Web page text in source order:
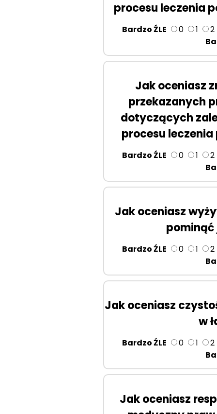
procesu leczenia
Bardzo ŹLE 0 1
2
Jak oceniasz
przekazanych
dotyczących
procesu
Bardzo ŹLE 0 1
2
Jak oceniasz
Bardzo ŹLE 0 1
2
Jak oceniasz
w
Bardzo ŹLE 0 1
2
Jak oceniasz